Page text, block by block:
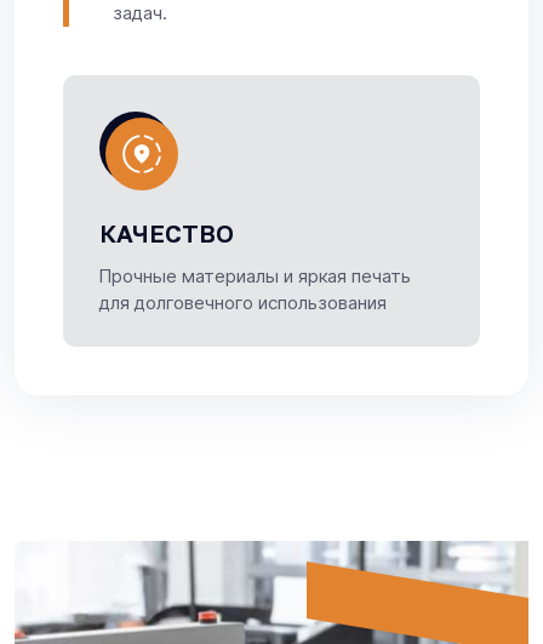
задач.
КАЧЕСТВО
Прочные материалы и яркая печать
для долговечного использования